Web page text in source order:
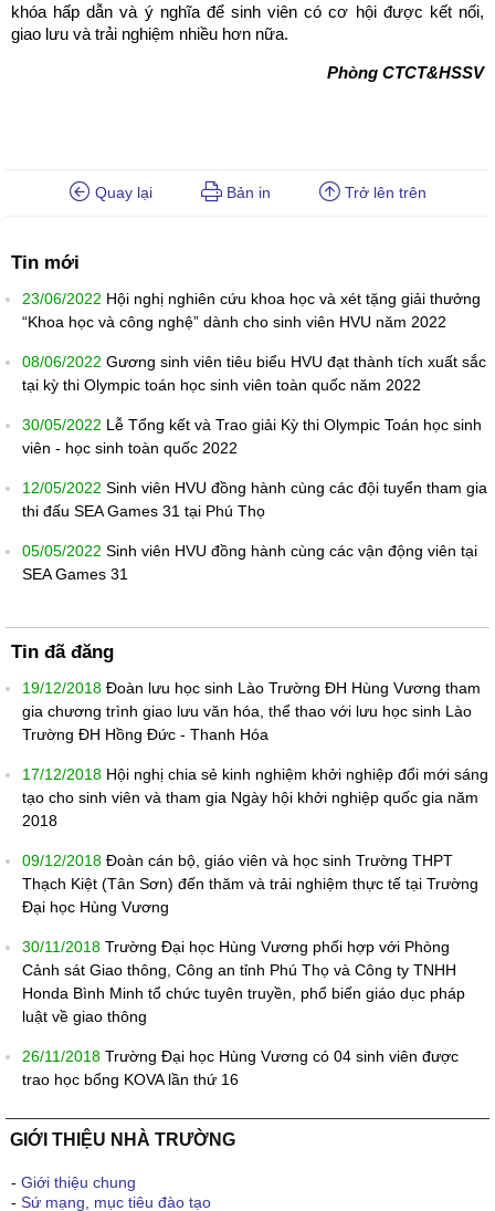
khóa hấp dẫn và ý nghĩa để sinh viên có cơ hội được kết nối,
giao lưu và trải nghiệm nhiều hơn nữa.
Phòng CTCT&HSSV
Quay lại Bản in Trở lên trên
Tin mới
23/06/2022 Hội nghị nghiên cứu khoa học và xét tặng giải thưởng
“Khoa học và công nghệ” dành cho sinh viên HVU năm 2022
08/06/2022 Gương sinh viên tiêu biểu HVU đạt thành tích xuất sắc
tại kỳ thi Olympic toán học sinh viên toàn quốc năm 2022
30/05/2022 Lễ Tổng kết và Trao giải Kỳ thi Olympic Toán học sinh
viên - học sinh toàn quốc 2022
12/05/2022 Sinh viên HVU đồng hành cùng các đội tuyển tham gia
thi đấu SEA Games 31 tại Phú Thọ
05/05/2022 Sinh viên HVU đồng hành cùng các vận động viên tại
SEA Games 31
Tin đã đăng
19/12/2018 Đoàn lưu học sinh Lào Trường ĐH Hùng Vương tham
gia chương trình giao lưu văn hóa, thể thao với lưu học sinh Lào
Trường ĐH Hồng Đức - Thanh Hóa
17/12/2018 Hội nghị chia sẻ kinh nghiệm khởi nghiệp đổi mới sáng
tạo cho sinh viên và tham gia Ngày hội khởi nghiệp quốc gia năm
2018
09/12/2018 Đoàn cán bộ, giáo viên và học sinh Trường THPT
Thạch Kiệt (Tân Sơn) đến thăm và trải nghiệm thực tế tại Trường
Đại học Hùng Vương
30/11/2018 Trường Đại học Hùng Vương phối hợp với Phòng
Cảnh sát Giao thông, Công an tỉnh Phú Thọ và Công ty TNHH
Honda Bình Minh tổ chức tuyên truyền, phổ biến giáo dục pháp
luật về giao thông
26/11/2018 Trường Đại học Hùng Vương có 04 sinh viên được
trao học bổng KOVA lần thứ 16
GIỚI THIỆU NHÀ TRƯỜNG
- Giới thiệu chung
- Sứ mạng, mục tiêu đào tạo